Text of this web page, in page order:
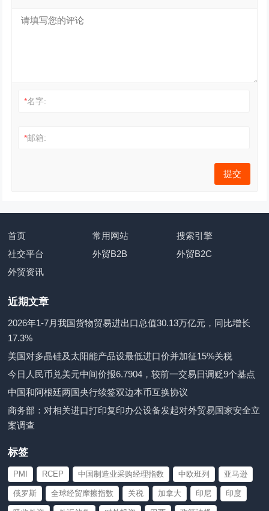
*名字:
*邮箱:
首页 常用网站
搜索引擎
社交平台
外贸B2B
外贸B2C
外贸资讯
近期文章
2026年1-7月我国货物贸易进出口总值30.13万亿元，同比增长
17.3%
美国对多晶硅及太阳能产品设最低进口价并加征15%关税
今日人民币兑美元中间价报6.7904，较前一交易日调贬9个基点
中国和阿根廷两国央行续签双边本币互换协议
商务部：对相关进口打印复印办公设备发起对外贸易国家安全立
案调查
标签
PMI RCEP 中国制造业采购经理指数 中欧班列 亚马逊
俄罗斯 全球经贸摩擦指数 关税 加拿大 印尼 印度